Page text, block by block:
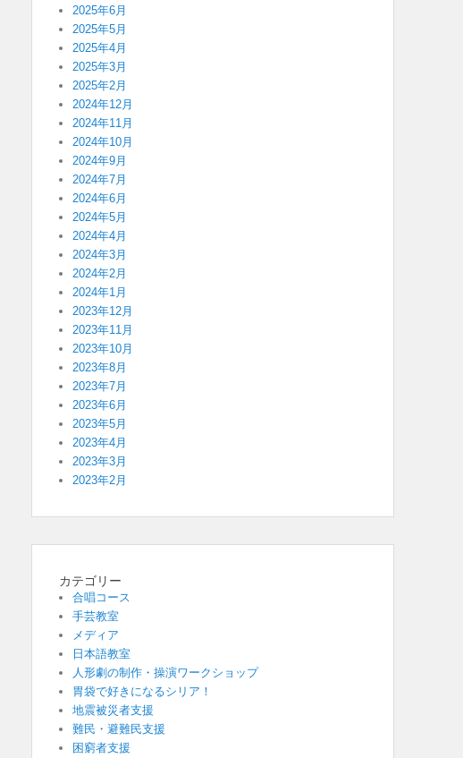
2025年6月
2025年5月
2025年4月
2025年3月
2025年2月
2024年12月
2024年11月
2024年10月
2024年9月
2024年7月
2024年6月
2024年5月
2024年4月
2024年3月
2024年2月
2024年1月
2023年12月
2023年11月
2023年10月
2023年8月
2023年7月
2023年6月
2023年5月
2023年4月
2023年3月
2023年2月
カテゴリー
合唱コース
手芸教室
メディア
日本語教室
人形劇の制作・操演ワークショップ
胃袋で好きになるシリア！
地震被災者支援
難民・避難民支援
困窮者支援